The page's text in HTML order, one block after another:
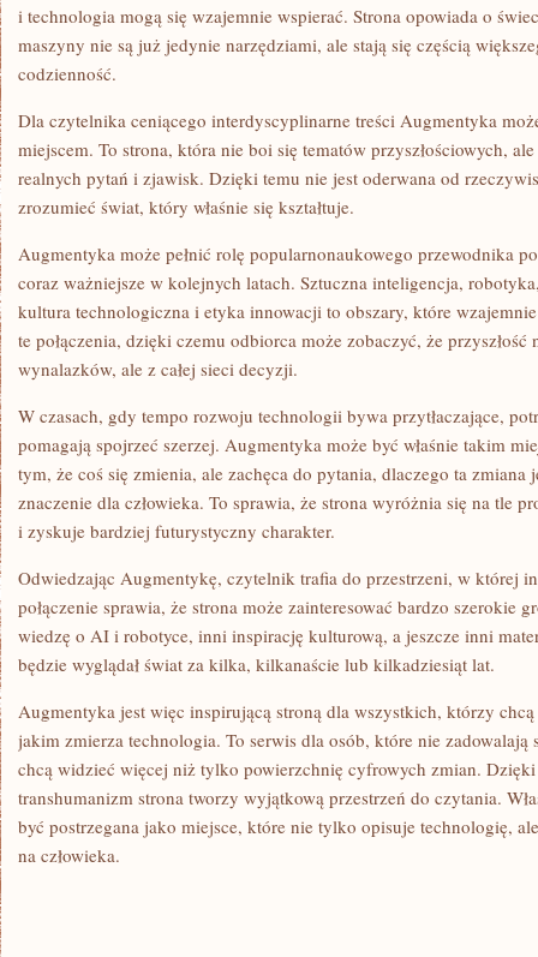
i technologia mogą się wzajemnie wspierać. Strona opowiada o
maszyny nie są już jedynie narzędziami, ale stają się częścią
codzienność.
Dla czytelnika ceniącego interdyscyplinarne treści Augmentyka
miejscem. To strona, która nie boi się tematów przyszłościowych,
realnych pytań i zjawisk. Dzięki temu nie jest oderwana od
zrozumieć świat, który właśnie się kształtuje.
Augmentyka może pełnić rolę popularnonaukowego przewodnika
coraz ważniejsze w kolejnych latach. Sztuczna inteligencja,
kultura technologiczna i etyka innowacji to obszary, które
te połączenia, dzięki czemu odbiorca może zobaczyć, że przyszłość
wynalazków, ale z całej sieci decyzji.
W czasach, gdy tempo rozwoju technologii bywa przytłaczające,
pomagają spojrzeć szerzej. Augmentyka może być właśnie takim
tym, że coś się zmienia, ale zachęca do pytania, dlaczego ta zmiana
znaczenie dla człowieka. To sprawia, że strona wyróżnia się na tle
i zyskuje bardziej futurystyczny charakter.
Odwiedzając Augmentykę, czytelnik trafia do przestrzeni, w której
połączenie sprawia, że strona może zainteresować bardzo szerokie
wiedzę o AI i robotyce, inni inspirację kulturową, a jeszcze inni
będzie wyglądał świat za kilka, kilkanaście lub kilkadziesiąt lat.
Augmentyka jest więc inspirującą stroną dla wszystkich, którzy
jakim zmierza technologia. To serwis dla osób, które nie
chcą widzieć więcej niż tylko powierzchnię cyfrowych zmian.
transhumanizm strona tworzy wyjątkową przestrzeń do czytania.
być postrzegana jako miejsce, które nie tylko opisuje technologię,
na człowieka.